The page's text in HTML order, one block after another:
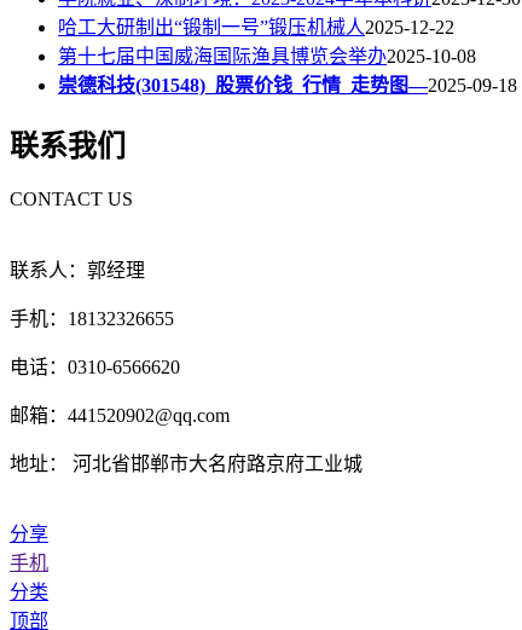
哈工大研制出“锻制一号”锻压机械人2025-12-22
第十七届中国威海国际渔具博览会举办2025-10-08
崇德科技(301548)_股票价钱_行情_走势图—2025-09-18
联系我们
CONTACT US
联系人：郭经理
手机：18132326655
电话：0310-6566620
邮箱：441520902@qq.com
地址： 河北省邯郸市大名府路京府工业城
分享
手机
分类
顶部